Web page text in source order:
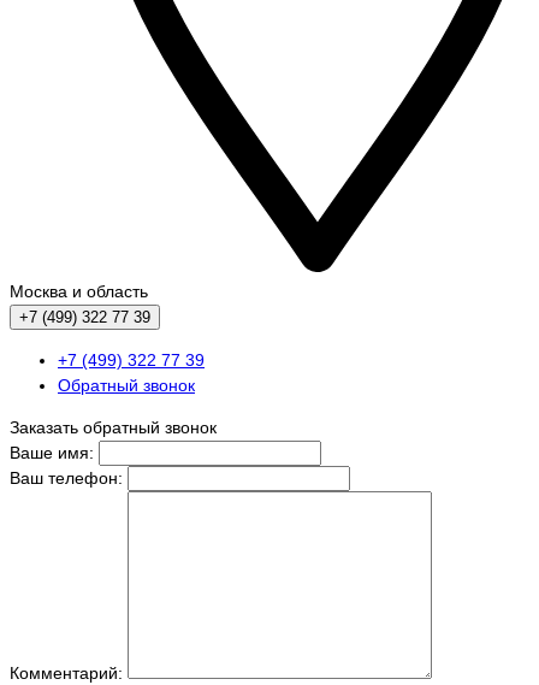
Москва и область
+7 (499) 322 77 39
+7 (499) 322 77 39
Обратный звонок
Заказать обратный звонок
Ваше имя:
Ваш телефон:
Комментарий: